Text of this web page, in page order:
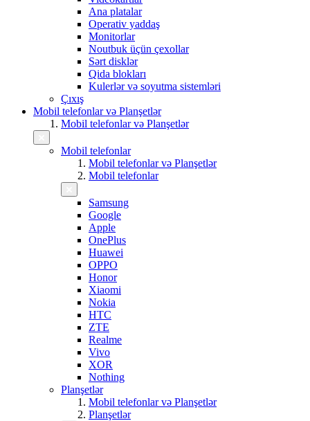
Ana platalar
Operativ yaddaş
Monitorlar
Noutbuk üçün çexollar
Sərt disklər
Qida blokları
Kulerlər və soyutma sistemləri
Çıxış
Mobil telefonlar və Planşetlər
Mobil telefonlar və Planşetlər
Mobil telefonlar
Mobil telefonlar və Planşetlər
Mobil telefonlar
Samsung
Google
Apple
OnePlus
Huawei
OPPO
Honor
Xiaomi
Nokia
HTC
ZTE
Realme
Vivo
XOR
Nothing
Planşetlər
Mobil telefonlar və Planşetlər
Planşetlər